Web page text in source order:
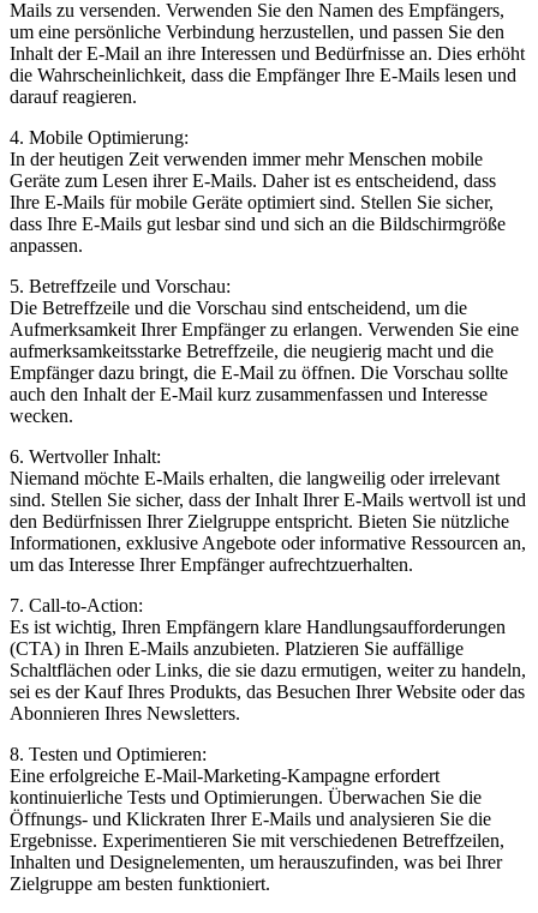
Mails zu versenden. Verwenden Sie den Namen des Empfängers,
um eine persönliche Verbindung herzustellen, und passen Sie den
Inhalt der E-Mail an ihre Interessen und Bedürfnisse an. Dies erhöht
die Wahrscheinlichkeit, dass die Empfänger Ihre E-Mails lesen und
darauf reagieren.
4. Mobile Optimierung:
In der heutigen Zeit verwenden immer mehr Menschen mobile
Geräte zum Lesen ihrer E-Mails. Daher ist es entscheidend, dass
Ihre E-Mails für mobile Geräte optimiert sind. Stellen Sie sicher,
dass Ihre E-Mails gut lesbar sind und sich an die Bildschirmgröße
anpassen.
5. Betreffzeile und Vorschau:
Die Betreffzeile und die Vorschau sind entscheidend, um die
Aufmerksamkeit Ihrer Empfänger zu erlangen. Verwenden Sie eine
aufmerksamkeitsstarke Betreffzeile, die neugierig macht und die
Empfänger dazu bringt, die E-Mail zu öffnen. Die Vorschau sollte
auch den Inhalt der E-Mail kurz zusammenfassen und Interesse
wecken.
6. Wertvoller Inhalt:
Niemand möchte E-Mails erhalten, die langweilig oder irrelevant
sind. Stellen Sie sicher, dass der Inhalt Ihrer E-Mails wertvoll ist und
den Bedürfnissen Ihrer Zielgruppe entspricht. Bieten Sie nützliche
Informationen, exklusive Angebote oder informative Ressourcen an,
um das Interesse Ihrer Empfänger aufrechtzuerhalten.
7. Call-to-Action:
Es ist wichtig, Ihren Empfängern klare Handlungsaufforderungen
(CTA) in Ihren E-Mails anzubieten. Platzieren Sie auffällige
Schaltflächen oder Links, die sie dazu ermutigen, weiter zu handeln,
sei es der Kauf Ihres Produkts, das Besuchen Ihrer Website oder das
Abonnieren Ihres Newsletters.
8. Testen und Optimieren:
Eine erfolgreiche E-Mail-Marketing-Kampagne erfordert
kontinuierliche Tests und Optimierungen. Überwachen Sie die
Öffnungs- und Klickraten Ihrer E-Mails und analysieren Sie die
Ergebnisse. Experimentieren Sie mit verschiedenen Betreffzeilen,
Inhalten und Designelementen, um herauszufinden, was bei Ihrer
Zielgruppe am besten funktioniert.